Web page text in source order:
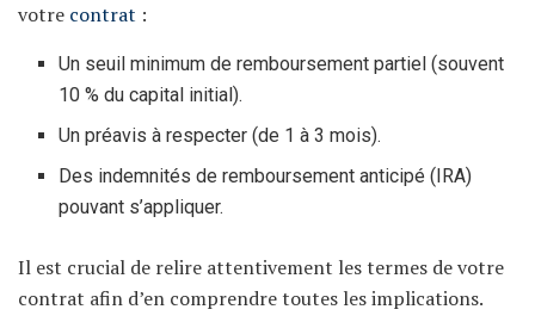
votre contrat :
Un seuil minimum de remboursement partiel (souvent
10 % du capital initial).
Un préavis à respecter (de 1 à 3 mois).
Des indemnités de remboursement anticipé (IRA)
pouvant s’appliquer.
Il est crucial de relire attentivement les termes de votre
contrat afin d’en comprendre toutes les implications.